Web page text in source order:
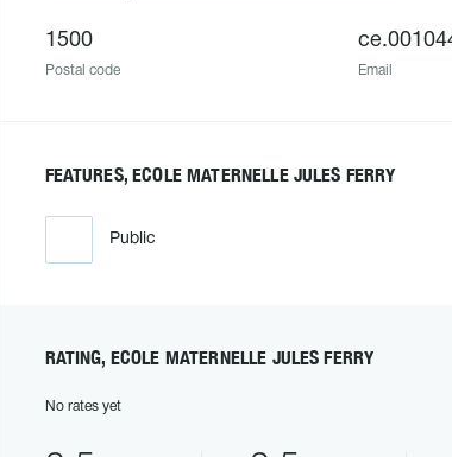
1500
Postal code Email
FEATURES, ECOLE MATERNELLE JULES FERRY
Public
RATING, ECOLE MATERNELLE JULES FERRY
No rates yet